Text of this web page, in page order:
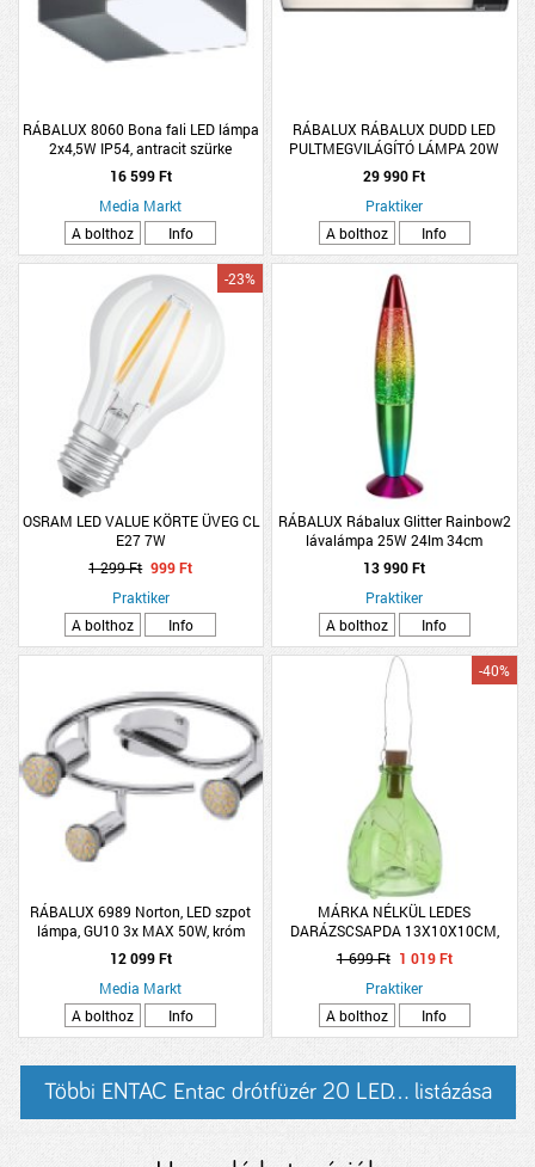
RÁBALUX 8060 Bona fali LED lámpa
2x4,5W IP54, antracit szürke
16 599 Ft
Media Markt
A bolthoz
Info
RÁBALUX RÁBALUX DUDD LED
PULTMEGVILÁGÍTÓ LÁMPA 20W
1200LM 4000K IP44 87X8,5CM
FEKETE
29 990 Ft
Praktiker
A bolthoz
Info
OSRAM LED VALUE KÖRTE ÜVEG CL
E27 7W
-23%
1 299 Ft 999 Ft
Praktiker
A bolthoz
Info
RÁBALUX Rábalux Glitter Rainbow2
lávalámpa 25W 24lm 34cm
többszínű
13 990 Ft
Praktiker
A bolthoz
Info
RÁBALUX 6989 Norton, LED szpot
lámpa, GU10 3x MAX 50W, króm
12 099 Ft
Media Markt
A bolthoz
Info
MÁRKA NÉLKÜL LEDES
DARÁZSCSAPDA 13X10X10CM,
ÜVEG, 8LED, ELEMMEL, 4 FÉLE
-40%
1 699 Ft 1 019 Ft
Praktiker
A bolthoz
Info
Többi ENTAC Entac drótfüzér 20 LED... listázása